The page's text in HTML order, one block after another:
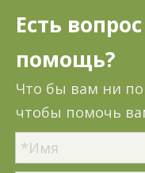
Есть
помощь?
Что бы вам ни
чтобы помочь